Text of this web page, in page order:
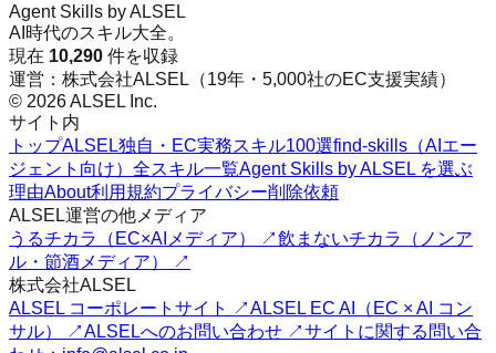
Agent Skills by ALSEL
AI時代のスキル大全。
現在 10,290 件を収録
運営：株式会社ALSEL（19年・5,000社のEC支援実績）
© 2026 ALSEL Inc.
サイト内
トップALSEL独自・EC実務スキル100選find-skills（AIエー
ジェント向け） 全スキル一覧Agent Skills by ALSEL を選ぶ
理由About利用規約プライバシー削除依頼
ALSEL運営の他メディア
うるチカラ（EC×AIメディア） ↗飲まないチカラ（ノンア
ル・節酒メディア） ↗
株式会社ALSEL
ALSEL コーポレートサイト ↗ALSEL EC AI（EC × AI コン
サル） ↗ALSELへのお問い合わせ ↗サイトに関する問い合